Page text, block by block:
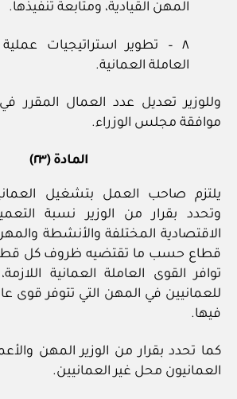
المهن القيادية، ومتابعة تنفيذها.
٨ – تطوير استراتيجيات
العاملة العمانية.
وللوزير تعديل عدد العمال المقرر
موافقة مجلس الوزراء.
المادة (٢٣)
يلتزم صاحب العمل بتشغيل
وتحدد بقرار من الوزير نسبة
الاقتصادية المختلفة والأنشطة
قطاع حسب ما تقتضيه ظروف كل
توافر القوى العاملة العمانية
للعمانيين في المهن التي تتوفر قوى
فيها.
كما تحدد بقرار من الوزير المهن
العمانيون محل غير العمانيين.